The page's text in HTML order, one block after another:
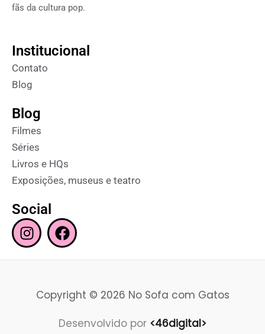
fãs da cultura pop.
Institucional
Contato
Blog
Blog
Filmes
Séries
Livros e HQs
Exposições, museus e teatro
Social
I
n
s
F
a
c
o
o
k
Copyright © 2026 No Sofa com Gatos
Desenvolvido por <46digital>